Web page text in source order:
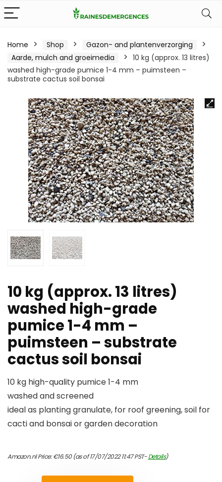
Home Shop
Gazon- and plantenverzorging
Aarde, mulch and groeimedia
10 kg (approx. 13 litres)
washed high-grade pumice 1-4 mm – puimsteen –
substrate cactus soil bonsai
10 kg (approx. 13 litres)
washed high-grade
pumice 1-4 mm –
puimsteen – substrate
cactus soil bonsai
10 kg high-quality pumice 1-4 mm
washed and screened
ideal as planting granulate, for roof greening, soil for
cacti and bonsai or garden decoration
Amazon.nl Price:€16.50(as of 17/07/2022 11:47 PST-Details)